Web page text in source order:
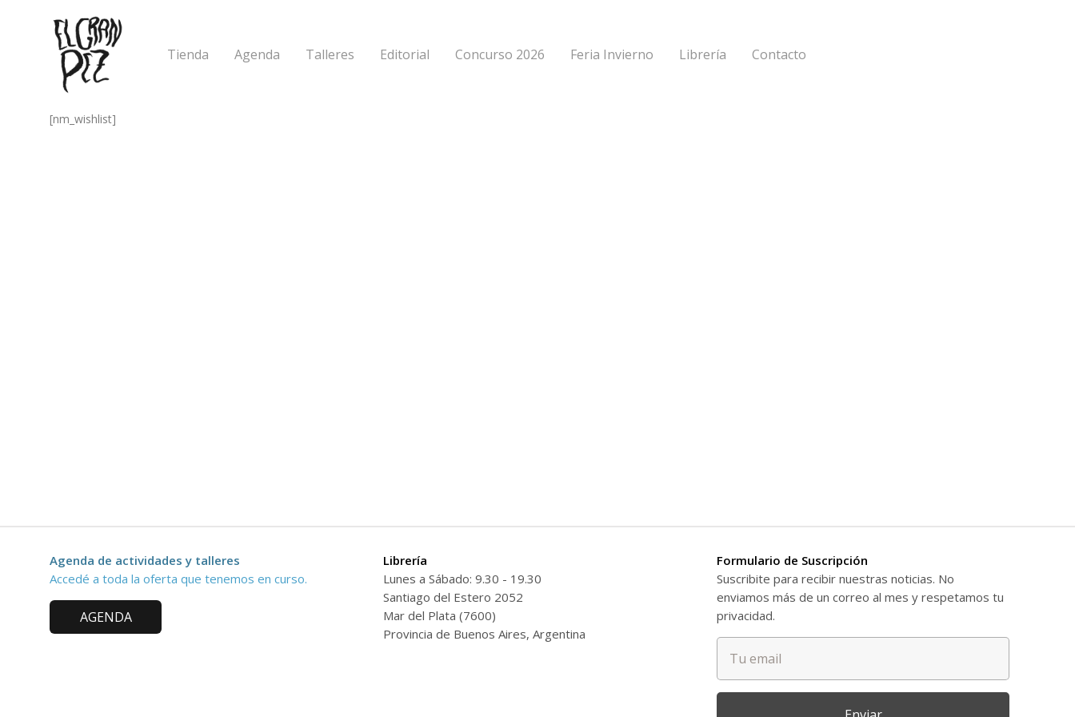
Tienda Agenda Talleres Editorial Concurso 2026 Feria Invierno Librería Contacto
[nm_wishlist]
Agenda de actividades y talleres
Accedé a toda la oferta que tenemos en curso.
AGENDA
Librería
Lunes a Sábado: 9.30 - 19.30
Santiago del Estero 2052
Mar del Plata (7600)
Provincia de Buenos Aires, Argentina
Formulario de Suscripción
Suscribite para recibir nuestras noticias. No
enviamos más de un correo al mes y respetamos tu
privacidad.